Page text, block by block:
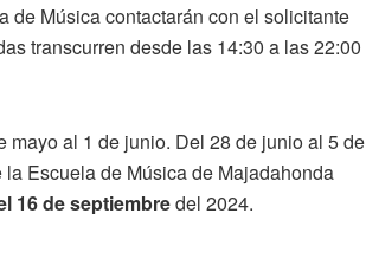
de Música contactarán con el solicitante
transcurren desde las 14:30 a las 22:00
mayo al 1 de junio. Del 28 de junio al 5 de
Escuela de Música de Majadahonda
16 de septiembredel 2024.